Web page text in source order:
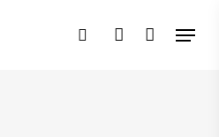
pesquisaraccount
Menu